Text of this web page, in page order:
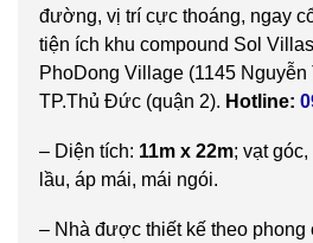
đường, vị trí cực thoáng, ngay
tiện ích khu compound Sol
PhoDong Village (1145
TP.Thủ Đức (quận 2). Hotline:
– Diện tích: 11m x 22m; vạt
lầu, áp mái, mái ngói.
– Nhà được thiết kế theo phong